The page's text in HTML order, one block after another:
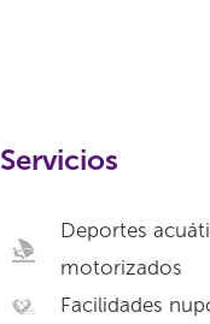
Servicios
Deportes
motorizados
Facilidades